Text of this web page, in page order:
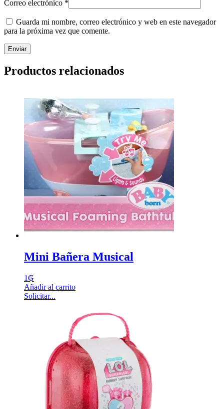
Correo electrónico *
Guarda mi nombre, correo electrónico y web en este navegador
para la próxima vez que comente.
Productos relacionados
Mini Bañera Musical
1₲
Añadir al carrito
Solicitar...